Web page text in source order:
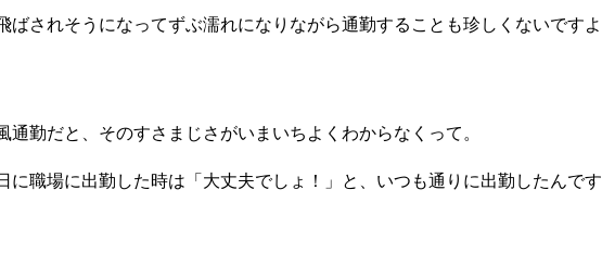
ばされそうになってずぶ濡れになりながら通勤することも珍しくないですよ
通勤だと、そのすさまじさがいまいちよくわからなくって。
に職場に出勤した時は「大丈夫でしょ！」と、いつも通りに出勤したんです